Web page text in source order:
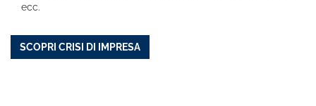
ecc.
SCOPRI CRISI DI IMPRESA